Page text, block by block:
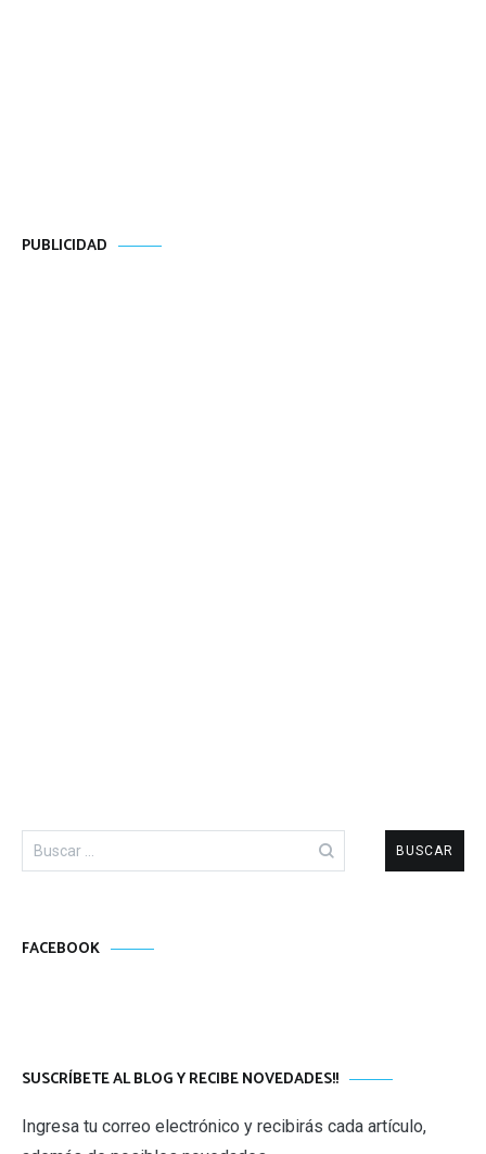
PUBLICIDAD
Buscar:
FACEBOOK
SUSCRÍBETE AL BLOG Y RECIBE NOVEDADES!!
Ingresa tu correo electrónico y recibirás cada artículo,